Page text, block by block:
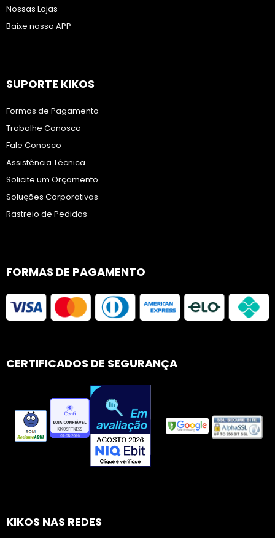
Nossas Lojas
Baixe nosso APP
SUPORTE KIKOS
Formas de Pagamento
Trabalhe Conosco
Fale Conosco
Assistência Técnica
Solicite um Orçamento
Soluções Corporativas
Rastreio de Pedidos
FORMAS DE PAGAMENTO
CERTIFICADOS DE SEGURANÇA
KIKOS NAS REDES